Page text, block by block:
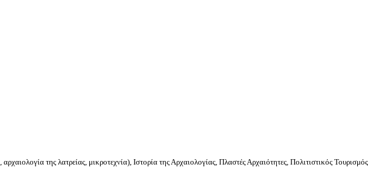
της λατρείας, μικροτεχνία), Ιστορία της Αρχαιολογίας, Πλαστές Αρχαιότητες, Πολιτιστικός